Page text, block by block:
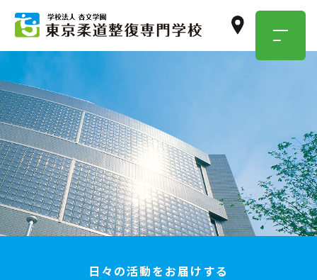
TOKYO JUSEN
OPEN
CAMPUS
学校のこと・職業のこと、
気になったらまずは参加！
日々の活動をお届けする